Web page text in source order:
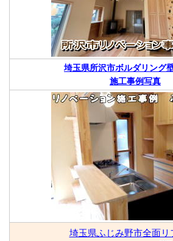
埼玉県所沢市ボルダリング
施工事例写真
埼玉県ふじみ野市全面リ